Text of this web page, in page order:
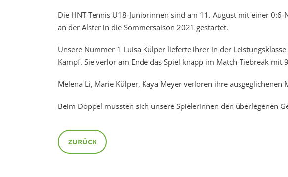
Die HNT Tennis U18-Juniorinnen sind am 11. August mit einer
an der Alster in die Sommersaison 2021 gestartet.
Unsere Nummer 1 Luisa Külper lieferte ihrer in der
Kampf. Sie verlor am Ende das Spiel knapp im Match-Tiebreak mit
Melena Li, Marie Külper, Kaya Meyer verloren ihre ausgeglichenen
Beim Doppel mussten sich unsere Spielerinnen den überlegenen
ZURÜCK